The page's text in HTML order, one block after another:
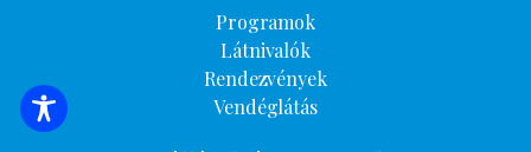
SZÁLLÁSOK KERESÉSE
Programok
Látnivalók
Rendezvények
Vendéglátás